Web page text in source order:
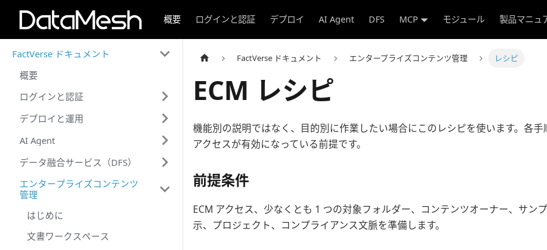
概要 ログインと認証 デプロイ AI Agent DFS MCP モジュール 製品マニュ
FactVerse ドキュメント
概要
ログインと認証
デプロイと運用
AI Agent
データ融合サービス（DFS）
エンタープライズコンテンツ
管理
はじめに
文書ワークスペース
FactVerse ドキュメント エンタープライズコンテンツ管理 レシピ
ECM レシピ
機能別の説明ではなく、目的別に作業したい場合にこのレシピを使います。各手
アクセスが有効になっている前提です。
前提条件
ECM アクセス、少なくとも 1 つの対象フォルダー、コンテンツオーナー、サン
示、プロジェクト、コンプライアンス文脈を準備します。